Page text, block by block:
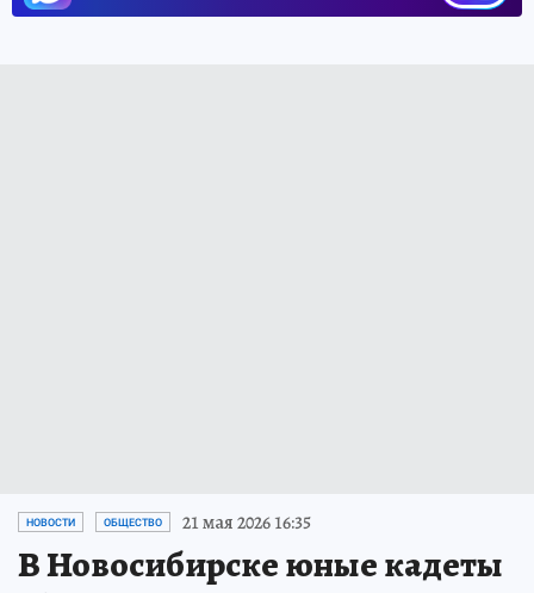
НОВОСТИ ОБЩЕСТВО 21 мая 2026 16:35
В Новосибирске юные кадеты